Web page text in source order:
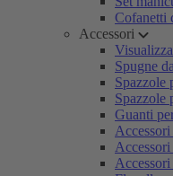
Cofanetti
Accessori
Spugne
Spazzole
Spazzole
Guanti